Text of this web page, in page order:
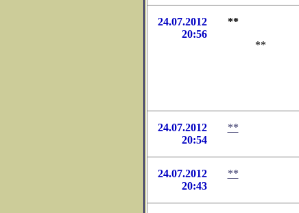
24.07.2012
20:56
**
**
24.07.2012
20:54
**
24.07.2012
20:43
**